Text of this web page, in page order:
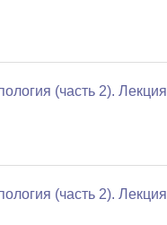
(часть 2). Лекция
(часть 2). Лекция